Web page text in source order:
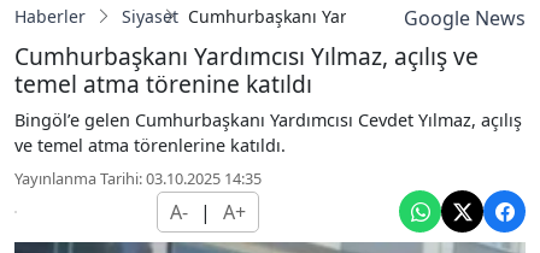
Haberler Siyaset Cumhurbaşkanı Yardımcısı Yılmaz, açılış
Google News
Cumhurbaşkanı Yardımcısı Yılmaz, açılış ve
temel atma törenine katıldı
Bingöl’e gelen Cumhurbaşkanı Yardımcısı Cevdet Yılmaz, açılış
ve temel atma törenlerine katıldı.
Yayınlanma Tarihi: 03.10.2025 14:35
A- | A+